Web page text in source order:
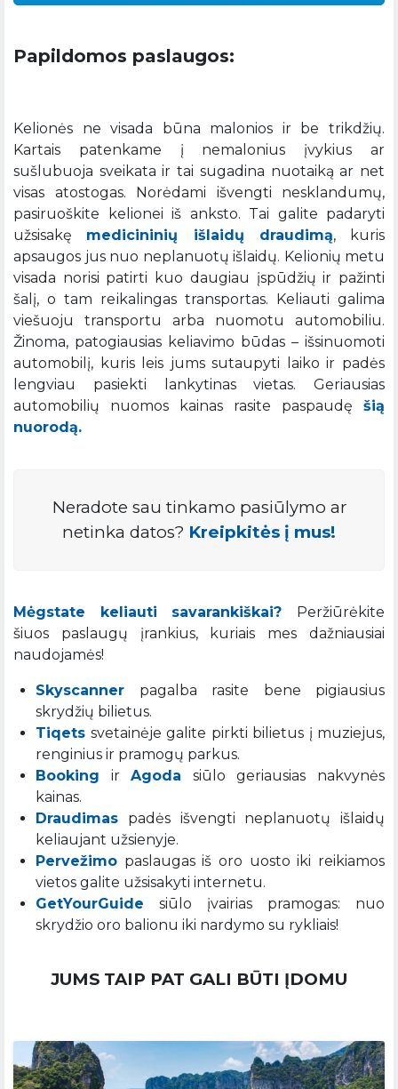
Papildomos paslaugos:
Kelionės ne visada būna malonios ir be trikdžių.
Kartais patenkame į nemalonius įvykius ar
sušlubuoja sveikata ir tai sugadina nuotaiką ar net
visas atostogas. Norėdami išvengti nesklandumų,
pasiruoškite kelionei iš anksto. Tai galite padaryti
užsisakę medicininių išlaidų draudimą, kuris
apsaugos jus nuo neplanuotų išlaidų. Kelionių metu
visada norisi patirti kuo daugiau įspūdžių ir pažinti
šalį, o tam reikalingas transportas. Keliauti galima
viešuoju transportu arba nuomotu automobiliu.
Žinoma, patogiausias keliavimo būdas – išsinuomoti
automobilį, kuris leis jums sutaupyti laiko ir padės
lengviau pasiekti lankytinas vietas. Geriausias
automobilių nuomos kainas rasite paspaudę šią
nuorodą.
Neradote sau tinkamo pasiūlymo ar
netinka datos? Kreipkitės į mus!
Mėgstate keliauti savarankiškai? Peržiūrėkite
šiuos paslaugų įrankius, kuriais mes dažniausiai
naudojamės!
Skyscanner pagalba rasite bene pigiausius
skrydžių bilietus.
Tiqets svetainėje galite pirkti bilietus į muziejus,
renginius ir pramogų parkus.
Booking irAgoda siūlo geriausias nakvynės
kainas.
Draudimas padės išvengti neplanuotų išlaidų
keliaujant užsienyje.
Pervežimo paslaugas iš oro uosto iki reikiamos
vietos galite užsisakyti internetu.
GetYourGuide siūlo įvairias pramogas: nuo
skrydžio oro balionu iki nardymo su rykliais!
JUMS TAIP PAT GALI BŪTI ĮDOMU